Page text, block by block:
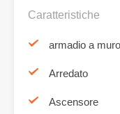
Caratteristiche
armadio a muro
Arredato
Ascensore